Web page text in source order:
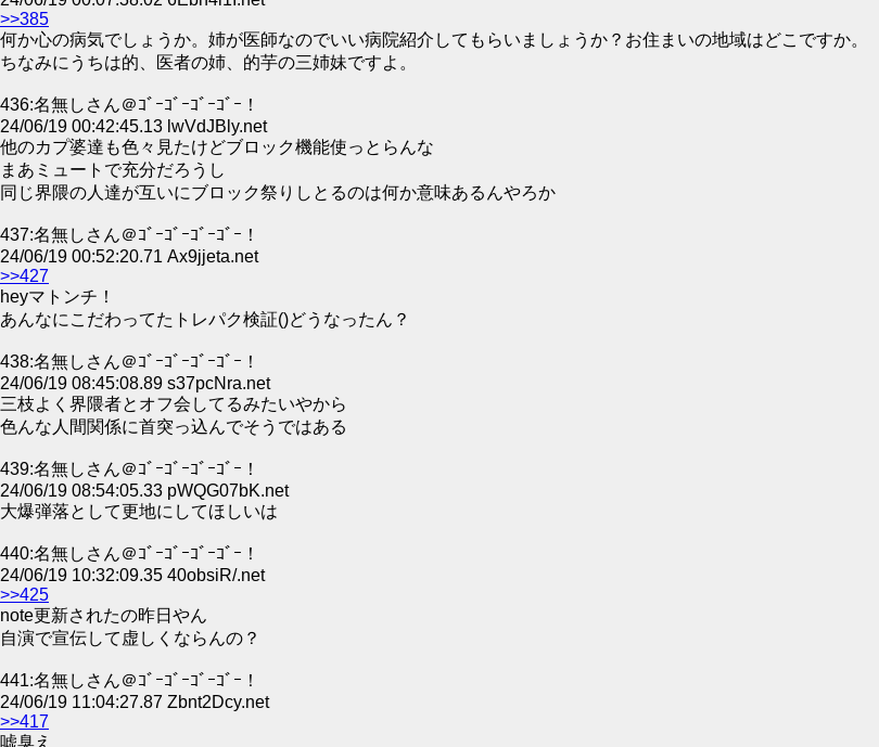
>>385
何か心の病気でしょうか。姉が医師なのでいい病院紹介してもらいましょうか？お住まいの地域はどこですか。
ちなみにうちは的、医者の姉、的芋の三姉妹ですよ。
436:名無しさん＠ｺﾞｰｺﾞｰｺﾞｰｺﾞｰ！
24/06/19 00:42:45.13 lwVdJBly.net
他のカプ婆達も色々見たけどブロック機能使っとらんな
まあミュートで充分だろうし
同じ界隈の人達が互いにブロック祭りしとるのは何か意味あるんやろか
437:名無しさん＠ｺﾞｰｺﾞｰｺﾞｰｺﾞｰ！
24/06/19 00:52:20.71 Ax9jjeta.net
>>427
heyマトンチ！
あんなにこだわってたトレパク検証()どうなったん？
438:名無しさん＠ｺﾞｰｺﾞｰｺﾞｰｺﾞｰ！
24/06/19 08:45:08.89 s37pcNra.net
三枝よく界隈者とオフ会してるみたいやから
色んな人間関係に首突っ込んでそうではある
439:名無しさん＠ｺﾞｰｺﾞｰｺﾞｰｺﾞｰ！
24/06/19 08:54:05.33 pWQG07bK.net
大爆弾落として更地にしてほしいは
440:名無しさん＠ｺﾞｰｺﾞｰｺﾞｰｺﾞｰ！
24/06/19 10:32:09.35 40obsiR/.net
>>425
note更新されたの昨日やん
自演で宣伝して虚しくならんの？
441:名無しさん＠ｺﾞｰｺﾞｰｺﾞｰｺﾞｰ！
24/06/19 11:04:27.87 Zbnt2Dcy.net
>>417
嘘臭え